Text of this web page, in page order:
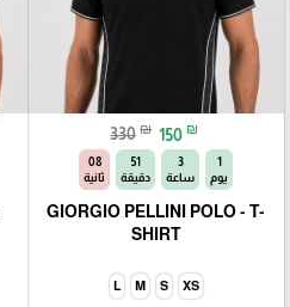
330 ₪ 150 ₪
1
يوم
3
ساعة
51
دقيقة
06
ثانية
GIORGIO PELLINI POLO - T-
SHIRT
XS
S
M
L